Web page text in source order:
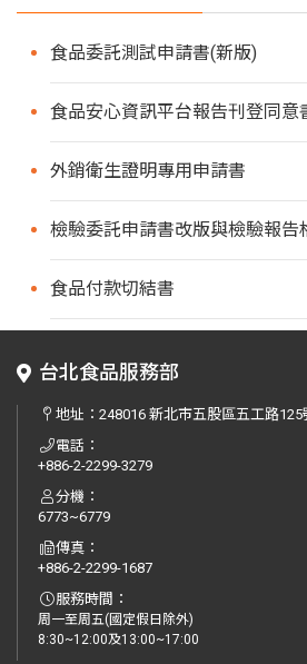
食品委託測試申請書(新版)
食品安心資訊平台報告刊登同意
外銷衛生證明專用申請書
檢驗委託申請書改版與檢驗報告
食品付款切結書
台北食品服務部
地址：248016 新北市五股區五工路125
電話：
+886-2-2299-3279
分機：
6773~6779
傳真：
+886-2-2299-1687
服務時間：
周一至周五(國定假日除外)
8:30~12:00及13:00~17:00